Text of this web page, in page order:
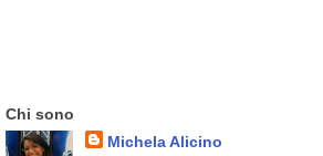
Chi sono
Michela Alicino